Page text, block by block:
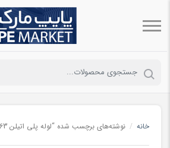
خانه / نوشته‌های برچسب شده “لوله پلی اتیلن 63 کشاورزی”